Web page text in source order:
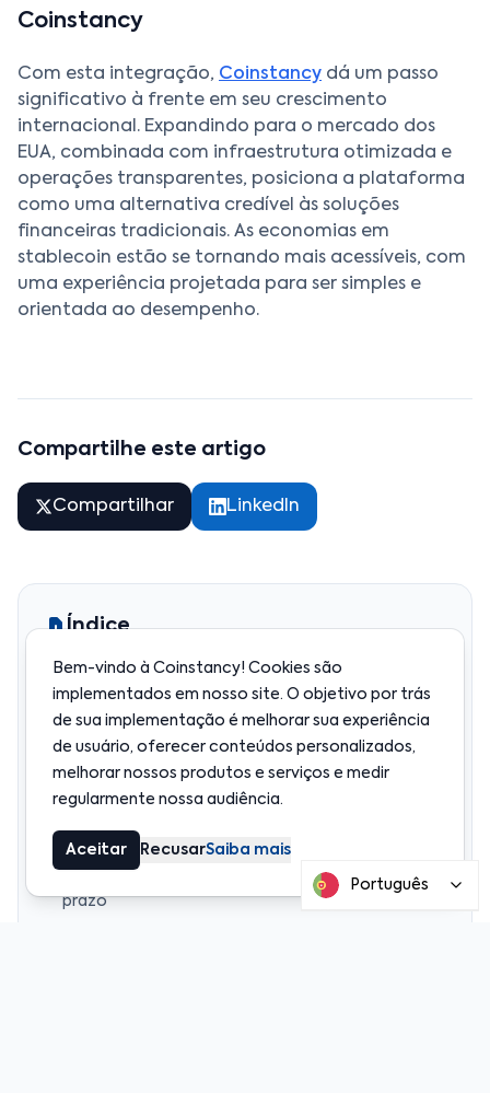
Coinstancy
Com esta integração, Coinstancy dá um passo
significativo à frente em seu crescimento
internacional. Expandindo para o mercado dos
EUA, combinada com infraestrutura otimizada e
operações transparentes, posiciona a plataforma
como uma alternativa credível às soluções
financeiras tradicionais. As economias em
stablecoin estão se tornando mais acessíveis, com
uma experiência projetada para ser simples e
orientada ao desempenho.
Compartilhe este artigo
Compartilhar LinkedIn
Índice
Uma ponte direta entre USD e poupanças on-
chain
Infraestrutura Polygon para reduzir custos e
melhorar o desempenho
Poupança totalmente on-chain em stablecoin,
transparente e verificável
Proteção aprimorada com cobertura de seguro
de terceiros nos EUA
Coinme e Coinstancy: uma colaboração de longo
prazo
Bem-vindo à Coinstancy! Cookies são
implementados em nosso site. O objetivo por trás
de sua implementação é melhorar sua experiência
de usuário, oferecer conteúdos personalizados,
melhorar nossos produtos e serviços e medir
regularmente nossa audiência.
Aceitar RecusarSaiba mais
Português